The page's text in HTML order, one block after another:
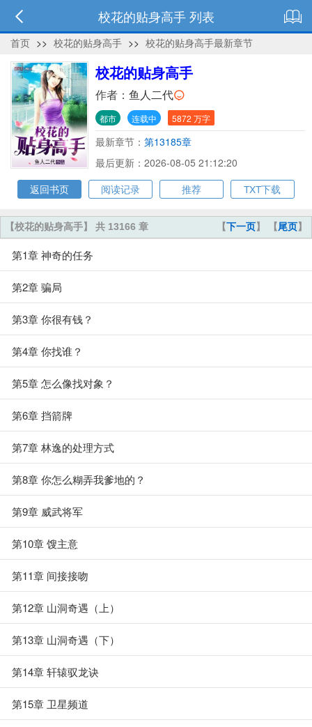
校花的贴身高手 列表
首页 >> 校花的贴身高手 >> 校花的贴身高手最新章节
校花的贴身高手
作者： 鱼人二代
都市 连载中 5872 万字
最新章节： 第13185章
最后更新：2026-08-05 21:12:20
返回书页
阅读记录 推荐 TXT下载
【下一页】 【尾页】
【校花的贴身高手】 共 13166 章
第1章 神奇的任务
第2章 骗局
第3章 你很有钱？
第4章 你找谁？
第5章 怎么像找对象？
第6章 挡箭牌
第7章 林逸的处理方式
第8章 你怎么糊弄我爹地的？
第9章 威武将军
第10章 馊主意
第11章 间接接吻
第12章 山洞奇遇（上）
第13章 山洞奇遇（下）
第14章 轩辕驭龙诀
第15章 卫星频道